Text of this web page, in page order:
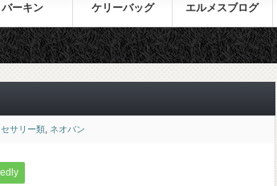
バーキン ケリーバッグ エルメスブログ
サリー類 ネオバン